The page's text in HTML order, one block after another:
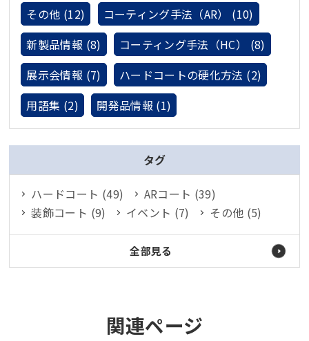
その他 (12)
コーティング手法（AR） (10)
新製品情報 (8)
コーティング手法（HC） (8)
展示会情報 (7)
ハードコートの硬化方法 (2)
用語集 (2)
開発品情報 (1)
タグ
ハードコート (49)
ARコート (39)
装飾コート (9)
イベント (7) その他 (5)
全部見る
関連ページ